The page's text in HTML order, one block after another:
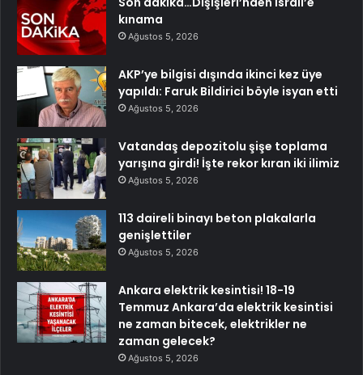
kınama
Ağustos 5, 2026
AKP’ye bilgisi dışında ikinci kez üye
yapıldı: Faruk Bildirici böyle isyan etti
Ağustos 5, 2026
Vatandaş depozitolu şişe toplama
yarışına girdi! İşte rekor kıran iki ilimiz
Ağustos 5, 2026
113 daireli binayı beton plakalarla
genişlettiler
Ağustos 5, 2026
Ankara elektrik kesintisi! 18-19
Temmuz Ankara’da elektrik kesintisi
ne zaman bitecek, elektrikler ne
zaman gelecek?
Ağustos 5, 2026